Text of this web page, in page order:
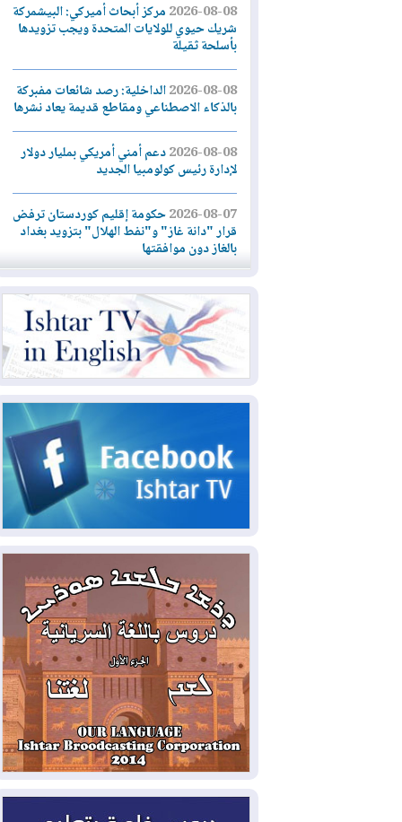
2026-08-08مركز أبحاث أميركي: البيشمركة
شريك حيوي للولايات المتحدة ويجب تزويدها
بأسلحة ثقيلة
2026-08-08الداخلية: رصد شائعات مفبركة
بالذكاء الاصطناعي ومقاطع قديمة يعاد نشرها
2026-08-08دعم أمني أمريكي بمليار دولار
لإدارة رئيس كولومبيا الجديد
2026-08-07حكومة إقليم كوردستان ترفض
قرار "دانة غاز" و"نفط الهلال" بتزويد بغداد
بالغاز دون موافقتها
2026-08-07القوات المسلحة العراقية: خطة
أمنية لإجهاض هجمة محتملة على السعودية
2026-08-07الاستخبارات الأميركية: بوتين
قد يختبر تماسك الناتو بهجوم محدود
نيجيرفان بارزاني حول اجتماع
"إدارة الدولة": أكدنا دعم تنفيذ البرنامج
الحكومي وأهمية حصر السلاح
2026-08-06ائتلاف ادارة الدولة: من
يقومون بسلوك يهدد امن البلاد خارجون عن
القانون يجب محاربتهم
2026-08-06بعد هجومين قرب باب المندب..
تحذيرات من تصعيد يهدد الملاحة في البحر
الأحمر
2026-08-06 مئات القاصرين بلا مأوى.. أزمة
سبتة تتصاعد وتضغط على مدريد
2026-08-05
لمدة عام.. بدء توريد 100
مليون قدم مكعب يومياً من غاز كورمور في
إقليم كوردستان إلى وزارة الكهرباء العراقية
2026-08-05
15كارثة بيئية ومناخية ترسم
ملامح أخطر التحديات التي تواجه العراق